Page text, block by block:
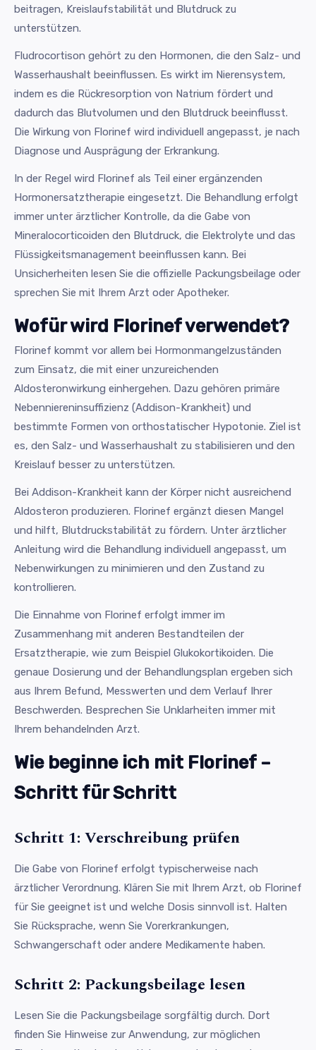
beitragen, Kreislaufstabilität und Blutdruck zu
unterstützen.
Fludrocortison gehört zu den Hormonen, die den Salz- und
Wasserhaushalt beeinflussen. Es wirkt im Nierensystem,
indem es die Rückresorption von Natrium fördert und
dadurch das Blutvolumen und den Blutdruck beeinflusst.
Die Wirkung von Florinef wird individuell angepasst, je nach
Diagnose und Ausprägung der Erkrankung.
In der Regel wird Florinef als Teil einer ergänzenden
Hormonersatztherapie eingesetzt. Die Behandlung erfolgt
immer unter ärztlicher Kontrolle, da die Gabe von
Mineralocorticoiden den Blutdruck, die Elektrolyte und das
Flüssigkeitsmanagement beeinflussen kann. Bei
Unsicherheiten lesen Sie die offizielle Packungsbeilage oder
sprechen Sie mit Ihrem Arzt oder Apotheker.
Wofür wird Florinef verwendet?
Florinef kommt vor allem bei Hormonmangelzuständen
zum Einsatz, die mit einer unzureichenden
Aldosteronwirkung einhergehen. Dazu gehören primäre
Nebenniereninsuffizienz (Addison-Krankheit) und
bestimmte Formen von orthostatischer Hypotonie. Ziel ist
es, den Salz- und Wasserhaushalt zu stabilisieren und den
Kreislauf besser zu unterstützen.
Bei Addison-Krankheit kann der Körper nicht ausreichend
Aldosteron produzieren. Florinef ergänzt diesen Mangel
und hilft, Blutdruckstabilität zu fördern. Unter ärztlicher
Anleitung wird die Behandlung individuell angepasst, um
Nebenwirkungen zu minimieren und den Zustand zu
kontrollieren.
Die Einnahme von Florinef erfolgt immer im
Zusammenhang mit anderen Bestandteilen der
Ersatztherapie, wie zum Beispiel Glukokortikoiden. Die
genaue Dosierung und der Behandlungsplan ergeben sich
aus Ihrem Befund, Messwerten und dem Verlauf Ihrer
Beschwerden. Besprechen Sie Unklarheiten immer mit
Ihrem behandelnden Arzt.
Wie beginne ich mit Florinef –
Schritt für Schritt
Schritt 1: Verschreibung prüfen
Die Gabe von Florinef erfolgt typischerweise nach
ärztlicher Verordnung. Klären Sie mit Ihrem Arzt, ob Florinef
für Sie geeignet ist und welche Dosis sinnvoll ist. Halten
Sie Rücksprache, wenn Sie Vorerkrankungen,
Schwangerschaft oder andere Medikamente haben.
Schritt 2: Packungsbeilage lesen
Lesen Sie die Packungsbeilage sorgfältig durch. Dort
finden Sie Hinweise zur Anwendung, zur möglichen